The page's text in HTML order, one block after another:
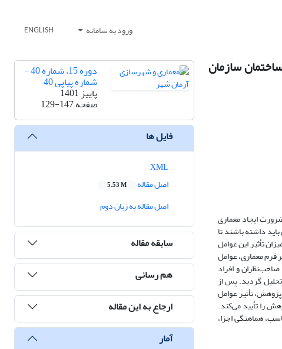
ورود به سامانه ENGLISH
سازمان
ایجاد معماری
داشته باشند تا
تأثیر این عوامل
فرم معماری، عوامل
و افراد
حرفه‌ای،‌ میزان تأثیرگذاری هر یک از عوامل بر مؤلفه‌های مختلف فرم، جمع‌آوری گردید و یافته‌های به‌دست ‌آمده با استفاده از روش‌های آماری SPSS و AHP تحلیل گردید. پس از
تأثیر عوامل
را تأیید می‌کند.
هماهنگی اجزا،
دوره 15، شماره 40 -
شماره پیاپی 40
پاییز 1401
صفحه129-147
فایل ها
اصل مقاله
5.53 M
اصل مقاله به زبان دوم
سابقه مقاله
هم رسانی
ارجاع به این مقاله
آمار